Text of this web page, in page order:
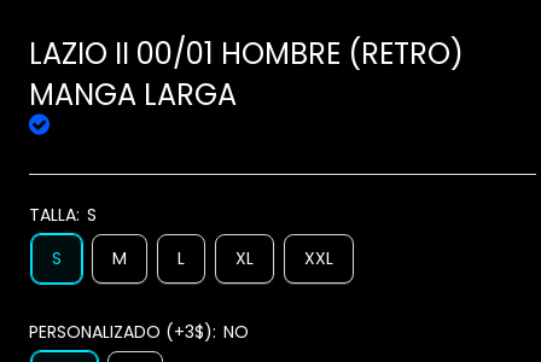
LAZIO II 00/01 HOMBRE (RETRO)
MANGA LARGA
TALLA: S
S
M L XL XXL
PERSONALIZADO (+3$): NO